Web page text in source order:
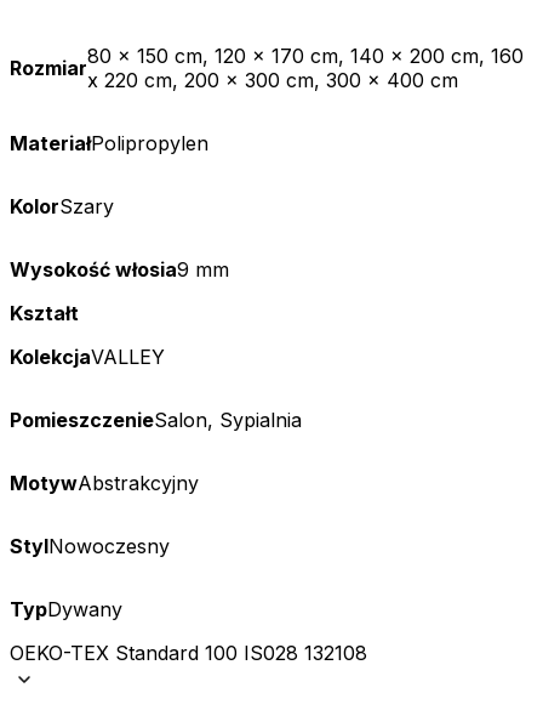
Rozmiar80 x 150 cm, 120 x 170 cm, 140 x 200 cm, 160
x 220 cm, 200 x 300 cm, 300 x 400 cm
MateriałPolipropylen
KolorSzary
Wysokość włosia9 mm
Kształt
KolekcjaVALLEY
PomieszczenieSalon, Sypialnia
MotywAbstrakcyjny
StylNowoczesny
TypDywany
OEKO-TEX Standard 100 IS028 132108